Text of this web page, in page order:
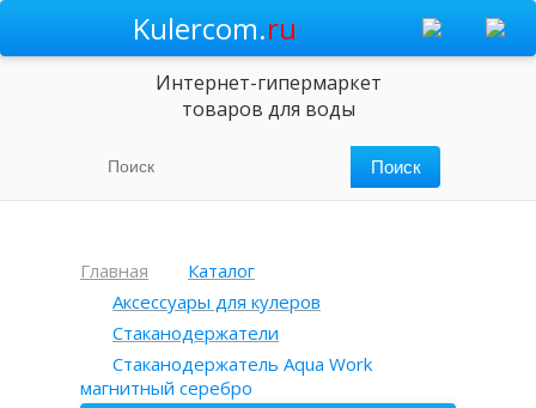
Kulercom.ru
Интернет-гипермаркет
товаров для воды
Главная
Каталог
Аксессуары для кулеров
Стаканодержатели
Стаканодержатель Aqua Work
магнитный серебро